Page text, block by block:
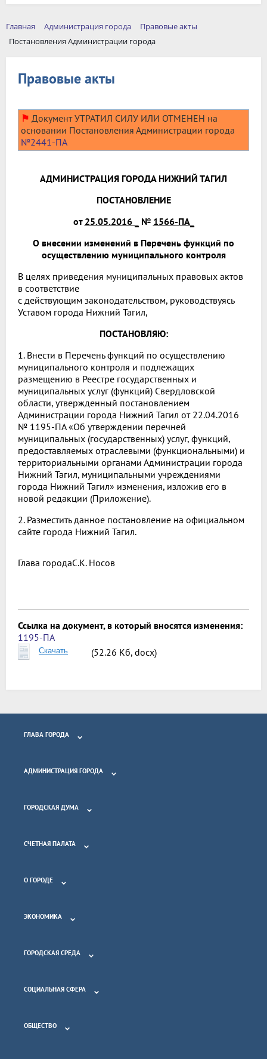
Главная Администрация города
Правовые акты
Постановления Администрации города
Правовые акты
⚑ Документ УТРАТИЛ СИЛУ ИЛИ ОТМЕНЕН на
основании Постановления Администрации города
№2441-ПА
АДМИНИСТРАЦИЯ ГОРОДА НИЖНИЙ ТАГИЛ
ПОСТАНОВЛЕНИЕ
от 25.05.2016 _ № 1566-ПА_
О внесении изменений в Перечень функций по
осуществлению муниципального контроля
B целях приведения муниципальных правовых актов
в соответствие
c действующим законодательством, руководствуясь
Уставом города Нижний Тагил,
ПОСТАНОВЛЯЮ:
1. Внести в Перечень функций по осуществлению
муниципального контроля и подлежащих
размещению в Реестре государственных и
муниципальных услуг (функций) Свердловской
области, утвержденный постановлением
Администрации города Нижний Тагил от 22.04.2016
№ 1195-ПА «Об утверждении перечней
муниципальных (государственных) услуг, функций,
предоставляемых отраслевыми (функциональными) и
территориальными органами Администрации города
Нижний Тагил, муниципальными учреждениями
города Нижний Тагил» изменения, изложив его в
новой редакции (Приложение).
2. Разместить данное постановление на официальном
сайте города Нижний Тагил.
Глава городаС.К. Носов
Ссылка на документ, в который вносятся изменения:
1195-ПА
Скачать (52.26 Кб, docx)
ГЛАВА ГОРОДА
АДМИНИСТРАЦИЯ ГОРОДА
ГОРОДСКАЯ ДУМА
СЧЕТНАЯ ПАЛАТА
О ГОРОДЕ
ЭКОНОМИКА
ГОРОДСКАЯ СРЕДА
СОЦИАЛЬНАЯ СФЕРА
ОБЩЕСТВО